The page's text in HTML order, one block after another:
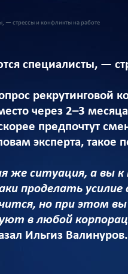
— стрессы и конфликты на работе
специалисты, —
рекрутинговой
через 2–3
предпочтут
эксперта, такое
ситуация, а вы к
проделать
но при этом
в любой
Ильгиз Валинуров.